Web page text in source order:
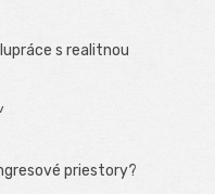
s realitnou
priestory?